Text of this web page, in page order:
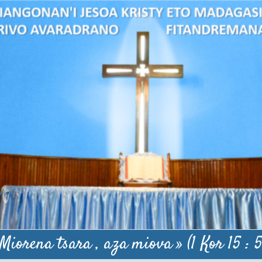
tsara , aza miova » (1 Kor 15 :